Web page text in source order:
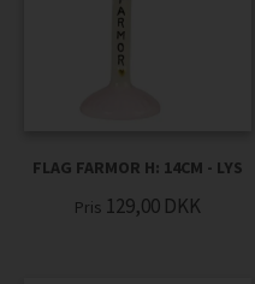
FLAG FARMOR H: 14CM - LYS
Pris 129,00 DKK